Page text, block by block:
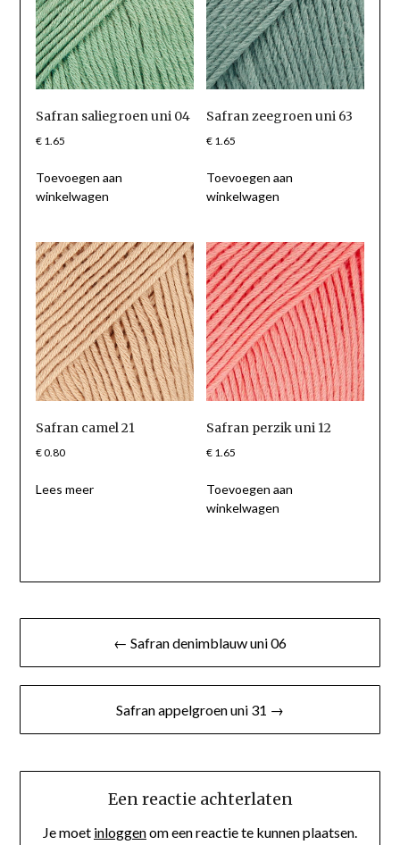
Safran saliegroen uni 04
€1.65
Toevoegen aan
winkelwagen
Safran zeegroen uni 63
€ 1.65
Toevoegen aan
winkelwagen
Safran camel 21
€0.80
Lees meer
Safran perzik uni 12
€ 1.65
Toevoegen aan
winkelwagen
Berichtnavigatie
← Safran denimblauw uni 06
Safran appelgroen uni 31 →
Een reactie achterlaten
Je moet inloggenom een reactie te kunnen plaatsen.